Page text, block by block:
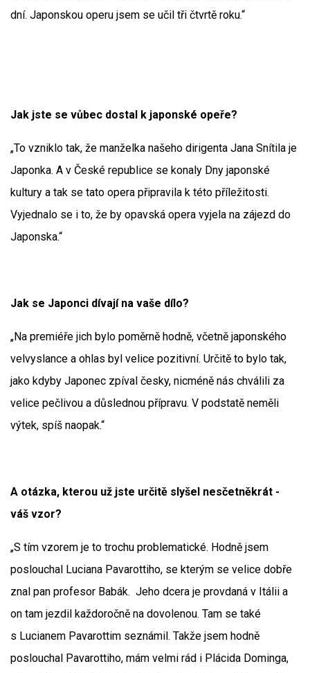
dní. Japonskou operu jsem se učil tři čtvrtě roku.“
Jak jste se vůbec dostal k japonské opeře?
„To vzniklo tak, že manželka našeho dirigenta Jana Snítila je
Japonka. A v České republice se konaly Dny japonské
kultury a tak se tato opera připravila k této příležitosti.
Vyjednalo se i to, že by opavská opera vyjela na zájezd do
Japonska.“
Jak se Japonci dívají na vaše dílo?
„Na premiéře jich bylo poměrně hodně, včetně japonského
velvyslance a ohlas byl velice pozitivní. Určitě to bylo tak,
jako kdyby Japonec zpíval česky, nicméně nás chválili za
velice pečlivou a důslednou přípravu. V podstatě neměli
výtek, spíš naopak.“
A otázka, kterou už jste určitě slyšel nesčetněkrát -
váš vzor?
„S tím vzorem je to trochu problematické. Hodně jsem
poslouchal Luciana Pavarottiho, se kterým se velice dobře
znal pan profesor Babák. Jeho dcera je provdaná v Itálii a
on tam jezdil každoročně na dovolenou. Tam se také
s Lucianem Pavarottim seznámil. Takže jsem hodně
poslouchal Pavarottiho, mám velmi rád i Plácida Dominga,